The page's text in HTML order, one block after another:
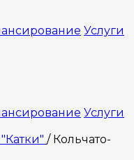
Услуги
Услуги
/ Кольчато-